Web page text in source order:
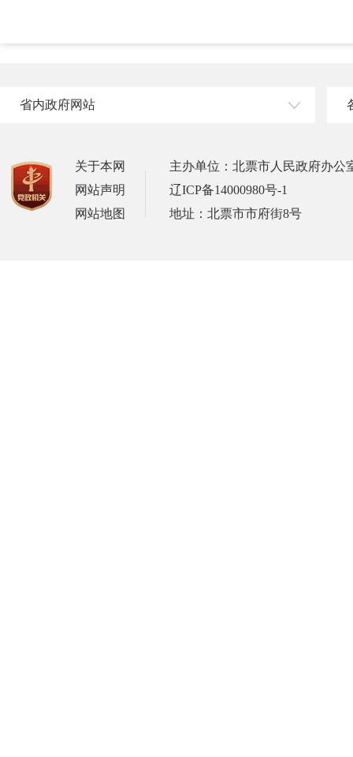
省内政府网站
关于本网
网站声明
网站地图
主办单位：北票市人民政府办公
辽ICP备14000980号-1
地址：北票市市府街8号